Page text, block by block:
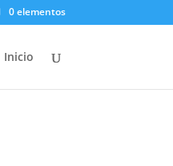
0 elementos
Inicio